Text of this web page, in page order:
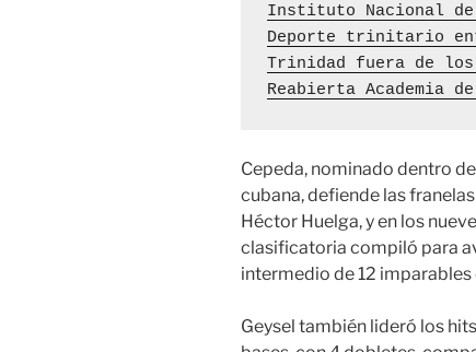
Instituto Nacional de
Deporte trinitario
Trinidad fuera de
Reabierta Academia
Cepeda, nominado dentro
cubana, defiende las
Héctor Huelga, y en los
clasificatoria compiló para
intermedio de 12
Geysel también lideró los